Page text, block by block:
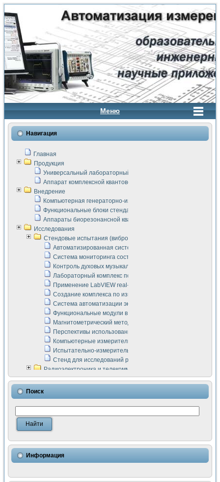
Меню
Навигация
Главная
Продукция
Универсальный лабораторный стенд "Сигнал-USB"
Аппарат комплексной квантовой терапии Интроскан
Внедрение
Компьютерная генераторно-измерительная система
Функциональные блоки стенда "Сигнал-USB"
Аппараты биорезонансной квантовой терапии серии СКАН
Исследования
Стендовые испытания (виброакустика, тензометрия и т.п.)
Автоматизированная система измерения параметров
Система мониторинга состояния тяговых
Контроль духовых музыкальных инструментов
Лабораторный комплекс по исследованию элементной
Применение LabVIEW real-time module для
Создание комплекса по измерению скорости подвижного
Система автоматизации экспериментальных
Функциональные модули в стандарте Nl SCXI для
Магнитометрический метод в дефектоскопии сварных
Перспективы использования машинного зрения в
Компьютерные измерительные системы для
Испытательно-измерительный комплекс аппаратуры для
Стенд для исследований рабочих процессов ДВС в
Радиоэлектроника и телекоммуникации
LabVIEW в расчетах радиолиний систем передачи данных
Аппаратно-программный комплекс для исследования
Виртуальный лабораторный стенд для исследования
Измерение шумовых параметров операционных
Измерительный преобразователь на основе цифровой
Использование NI LabVIEW для математического
Исследовние возможности создания измерителя ВАХ
Математическое моделирование генератора сигналов -
Поиск
Информация